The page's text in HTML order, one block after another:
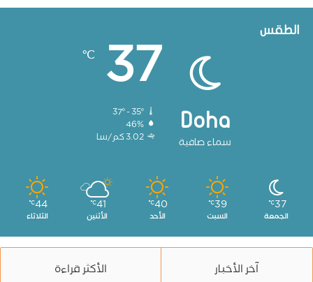
الطقس
Doha
سماء صافية
37
℃
46%
3.02 كم/سا
37
℃
الجمعة
39
℃
السبت
40
℃
الأحد
41
℃
الأثنين
44
℃
الثلاثاء
آخر الأخبار الأكثر قراءة